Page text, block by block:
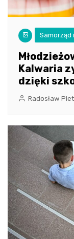
Samorząd
Kalwaria
dzięki
Radosław